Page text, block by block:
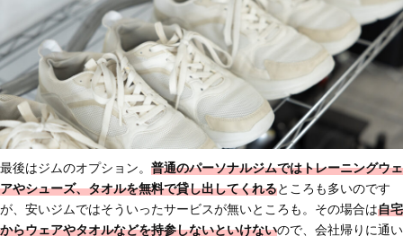
最後はジムのオプション。 普通のパーソナルジムではトレーニングウェ
アやシューズ、タオルを無料で貸し出してくれるところも多いのです
が、安いジムではそういったサービスが無いところも。その場合は自宅
からウェアやタオルなどを持参しないといけないので、会社帰りに通い